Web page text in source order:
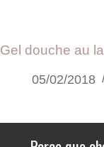
Gel douche au
05/02/2018